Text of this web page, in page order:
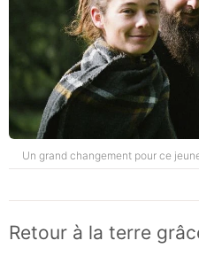
Un grand changement pour ce
Retour à la terre